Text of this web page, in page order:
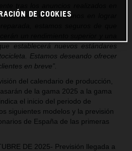
Centrándonos en lograr
establecerá nuevos estándares
Estamos deseando ofrecer
en breve”.
del calendario de producción,
de la gama 2025 a la gama
el inicio del periodo de
siguientes modelos y la previsión
de España de las primeras
DE 2025- Previsión llegada a
DE COOKIES